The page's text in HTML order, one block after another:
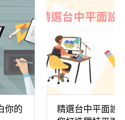
你的
精選台中平面設